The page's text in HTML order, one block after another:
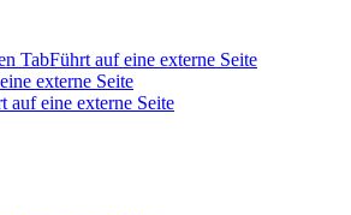
TabFührt auf eine externe Seite
externe Seite
auf eine externe Seite